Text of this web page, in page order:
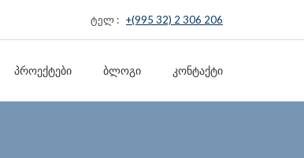
ტელ : +(995 32) 2 306 206
ᲞᲠᲝᲔᲥᲢᲔᲑᲘ ᲑᲚᲝᲒᲘ ᲙᲝᲜᲢᲐᲥᲢᲘ